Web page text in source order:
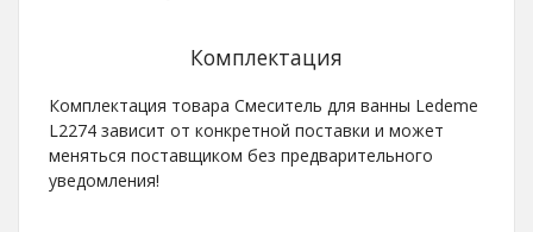
Комплектация
Комплектация товара Смеситель для ванны Ledeme
L2274 зависит от конкретной поставки и может
меняться поставщиком без предварительного
уведомления!